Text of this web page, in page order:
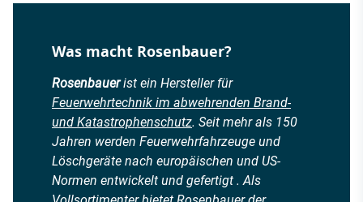
Was macht Rosenbauer?
Rosenbauerist ein Hersteller für
Feuerwehrtechnik im abwehrenden Brand-
und Katastrophenschutz. Seit mehr als 150
Jahren werden Feuerwehrfahrzeuge und
Löschgeräte nach europäischen und US-
Normen entwickelt und gefertigt . Als